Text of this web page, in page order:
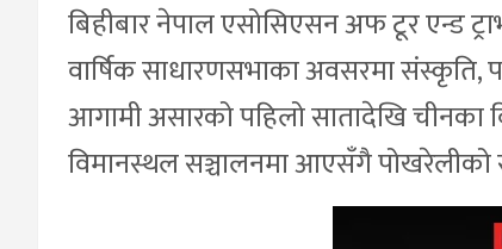
बिहीबार नेपाल एसोसिएसन अफ टूर एन्ड
वार्षिक साधारणसभाका अवसरमा संस्कृति,
आगामी असारको पहिलो सातादेखि चीनका
विमानस्थल सञ्चालनमा आएसँगै